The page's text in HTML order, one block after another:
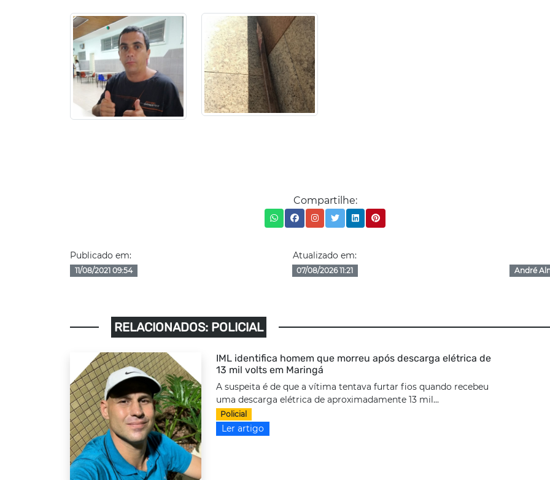
Compartilhe:
Publicado em:
11/08/2021 09:54
Atualizado em:
07/08/2026 11:21 André
RELACIONADOS: POLICIAL
IML identifica homem que morreu após descarga elétrica de
13 mil volts em Maringá
A suspeita é de que a vítima tentava furtar fios quando recebeu
uma descarga elétrica de aproximadamente 13 mil...
Policial
Ler artigo